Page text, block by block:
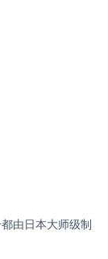
由日本大师级制